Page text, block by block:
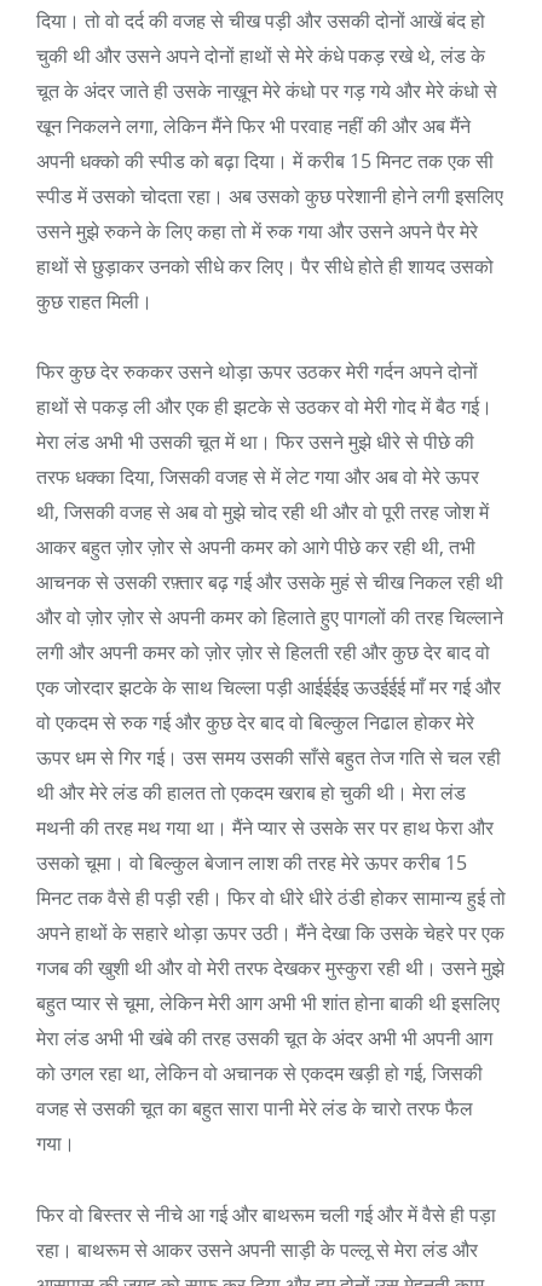
दिया। तो वो दर्द की वजह से चीख पड़ी और उसकी दोनों आखें बंद हो
चुकी थी और उसने अपने दोनों हाथों से मेरे कंधे पकड़ रखे थे, लंड के
चूत के अंदर जाते ही उसके नाख़ून मेरे कंधो पर गड़ गये और मेरे कंधो से
खून निकलने लगा, लेकिन मैंने फिर भी परवाह नहीं की और अब मैंने
अपनी धक्को की स्पीड को बढ़ा दिया। में करीब 15 मिनट तक एक सी
स्पीड में उसको चोदता रहा। अब उसको कुछ परेशानी होने लगी इसलिए
उसने मुझे रुकने के लिए कहा तो में रुक गया और उसने अपने पैर मेरे
हाथों से छुड़ाकर उनको सीधे कर लिए। पैर सीधे होते ही शायद उसको
कुछ राहत मिली।
फिर कुछ देर रुककर उसने थोड़ा ऊपर उठकर मेरी गर्दन अपने दोनों
हाथों से पकड़ ली और एक ही झटके से उठकर वो मेरी गोद में बैठ गई।
मेरा लंड अभी भी उसकी चूत में था। फिर उसने मुझे धीरे से पीछे की
तरफ धक्का दिया, जिसकी वजह से में लेट गया और अब वो मेरे ऊपर
थी, जिसकी वजह से अब वो मुझे चोद रही थी और वो पूरी तरह जोश में
आकर बहुत ज़ोर ज़ोर से अपनी कमर को आगे पीछे कर रही थी, तभी
आचनक से उसकी रफ़्तार बढ़ गई और उसके मुहं से चीख निकल रही थी
और वो ज़ोर ज़ोर से अपनी कमर को हिलाते हुए पागलों की तरह चिल्लाने
लगी और अपनी कमर को ज़ोर ज़ोर से हिलती रही और कुछ देर बाद वो
एक जोरदार झटके के साथ चिल्ला पड़ी आईईईइ ऊउईईई माँ मर गई और
वो एकदम से रुक गई और कुछ देर बाद वो बिल्कुल निढाल होकर मेरे
ऊपर धम से गिर गई। उस समय उसकी साँसे बहुत तेज गति से चल रही
थी और मेरे लंड की हालत तो एकदम खराब हो चुकी थी। मेरा लंड
मथनी की तरह मथ गया था। मैंने प्यार से उसके सर पर हाथ फेरा और
उसको चूमा। वो बिल्कुल बेजान लाश की तरह मेरे ऊपर करीब 15
मिनट तक वैसे ही पड़ी रही। फिर वो धीरे धीरे ठंडी होकर सामान्य हुई तो
अपने हाथों के सहारे थोड़ा ऊपर उठी। मैंने देखा कि उसके चेहरे पर एक
गजब की खुशी थी और वो मेरी तरफ देखकर मुस्कुरा रही थी। उसने मुझे
बहुत प्यार से चूमा, लेकिन मेरी आग अभी भी शांत होना बाकी थी इसलिए
मेरा लंड अभी भी खंबे की तरह उसकी चूत के अंदर अभी भी अपनी आग
को उगल रहा था, लेकिन वो अचानक से एकदम खड़ी हो गई, जिसकी
वजह से उसकी चूत का बहुत सारा पानी मेरे लंड के चारो तरफ फैल
गया।
फिर वो बिस्तर से नीचे आ गई और बाथरूम चली गई और में वैसे ही पड़ा
रहा। बाथरूम से आकर उसने अपनी साड़ी के पल्लू से मेरा लंड और